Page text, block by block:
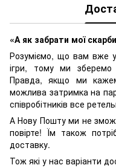
«А як забрати мої
Розуміємо, що вам вже
ігри, тому ми зберемо
Правда, якщо ми
можлива затримка на
співробітників все
А Нову Пошту ми не
повірте! Їм також
доставку.
Тож які у нас варіанти